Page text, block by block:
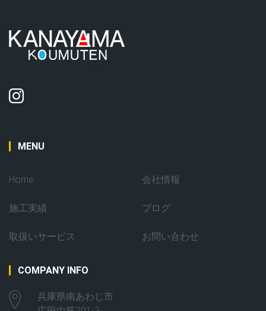
MENU
Home
施工実績
取扱いサービス
会社情報
ブログ
お問い合わせ
COMPANY INFO
兵庫県南あわじ市